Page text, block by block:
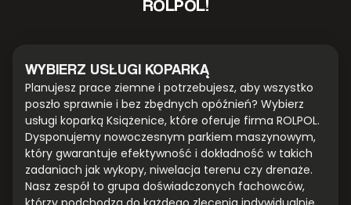
ROLPOL!
WYBIERZ USŁUGI KOPARKĄ
Planujesz prace ziemne i potrzebujesz, aby wszystko
poszło sprawnie i bez zbędnych opóźnień? Wybierz
usługi koparką Książenice, które oferuje firma ROLPOL.
Dysponujemy nowoczesnym parkiem maszynowym,
który gwarantuje efektywność i dokładność w takich
zadaniach jak wykopy, niwelacja terenu czy drenaże.
Nasz zespół to grupa doświadczonych fachowców,